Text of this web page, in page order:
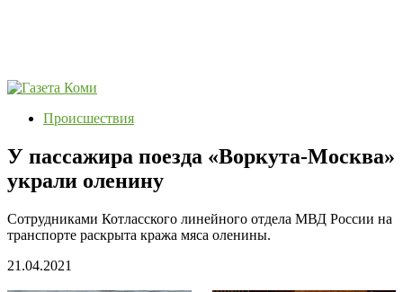
Происшествия
У пассажира поезда «Воркута-Москва»
украли оленину
Сотрудниками Котласского линейного отдела МВД России на
транспорте раскрыта кража мяса оленины.
21.04.2021